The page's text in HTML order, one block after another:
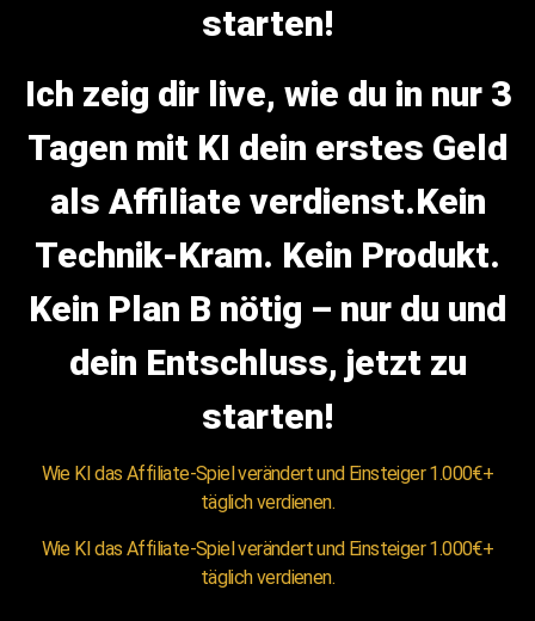
starten!
Ich zeig dir live, wie du in nur 3
Tagen mit KI dein erstes Geld
als Affiliate verdienst.Kein
Technik-Kram. Kein Produkt.
Kein Plan B nötig – nur du und
dein Entschluss, jetzt zu
starten!
Wie KI das Affiliate-Spiel verändert und Einsteiger 1.000€+
täglich verdienen.
Wie KI das Affiliate-Spiel verändert und Einsteiger 1.000€+
täglich verdienen.